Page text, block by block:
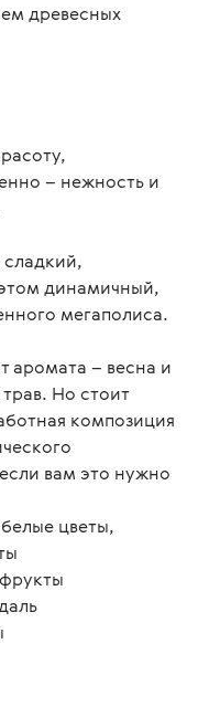
древесных
– нежность и
динамичный,
мегаполиса.
аромата – весна и
Но стоит
композиция
вам это нужно
цветы,